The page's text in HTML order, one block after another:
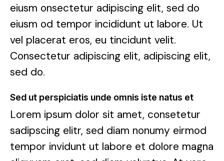
eiusm onsectetur adipiscing elit, sed do
eiusm od tempor incididunt ut labore. Ut
vel placerat eros, eu tincidunt velit.
Consectetur adipiscing elit, adipiscing elit,
sed do.
Sed ut perspiciatis unde omnis iste natus et
Lorem ipsum dolor sit amet, consetetur
sadipscing elitr, sed diam nonumy eirmod
tempor invidunt ut labore et dolore magna